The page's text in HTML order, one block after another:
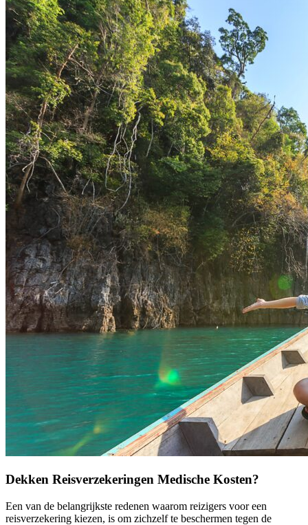
Dekken Reisverzekeringen Medische Kosten?
Een van de belangrijkste redenen waarom reizigers voor een
reisverzekering kiezen, is om zichzelf te beschermen tegen de